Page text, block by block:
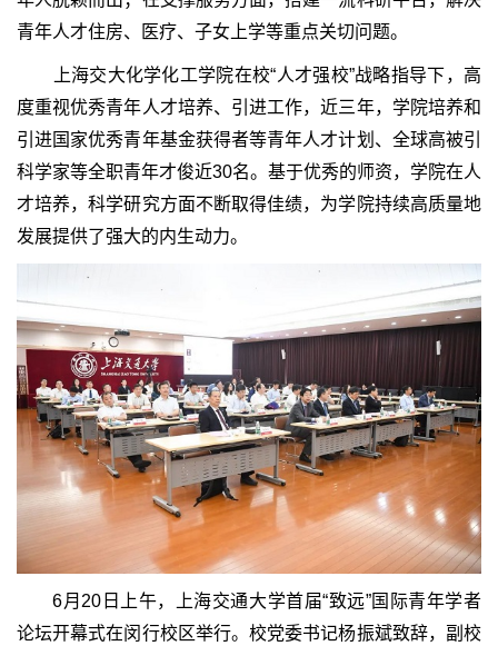
青年人才住房、医疗、子女上学等重点关切问题。
上海交大化学化工学院在校“人才强校”战略指导下，高
度重视优秀青年人才培养、引进工作，近三年，学院培养和
引进国家优秀青年基金获得者等青年人才计划、全球高被引
科学家等全职青年才俊近30名。基于优秀的师资，学院在人
才培养，科学研究方面不断取得佳绩，为学院持续高质量地
发展提供了强大的内生动力。
6月20日上午，上海交通大学首届“致远”国际青年学者
论坛开幕式在闵行校区举行。校党委书记杨振斌致辞，副校